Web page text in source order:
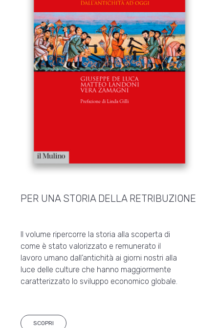
PER UNA STORIA DELLA RETRIBUZIONE
Il volume ripercorre la storia alla scoperta di
come è stato valorizzato e remunerato il
lavoro umano dall’antichità ai giorni nostri alla
luce delle culture che hanno maggiormente
caratterizzato lo sviluppo economico globale.
SCOPRI